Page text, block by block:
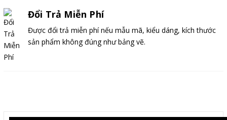
Đổi Trả Miễn Phí
Được đổi trả miễn phí nếu mẫu mã, kiểu dáng, kích thước
sản phẩm không đúng như bảng vẽ.